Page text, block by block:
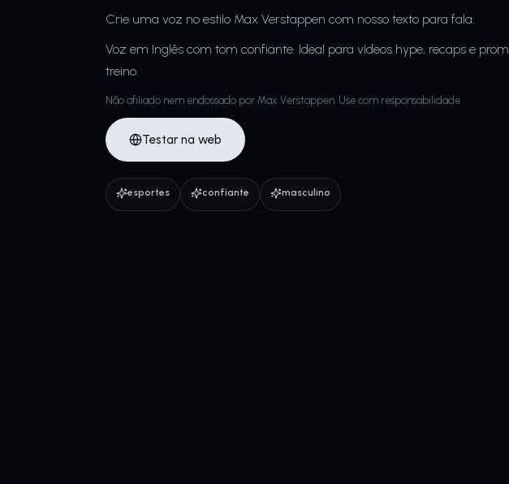
Crie uma voz no estilo Max Verstappen com nosso texto para fala.
Voz em Inglês com tom confiante. Ideal para vídeos hype, recaps e
treino.
Não afiliado nem endossado por Max Verstappen. Use com responsabilidade.
Testar na web
esportes confiante masculino